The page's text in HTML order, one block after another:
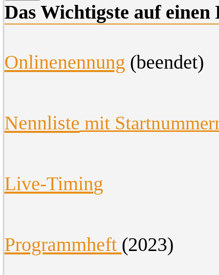
Das Wichtigste auf einen
Onlinenennung (beendet)
Nennliste mit
Live-Timing
Programmheft (2023)